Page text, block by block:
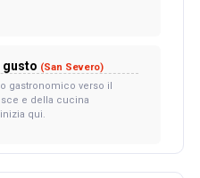
gusto (San Severo)
gastronomico verso il
e della cucina
qui.